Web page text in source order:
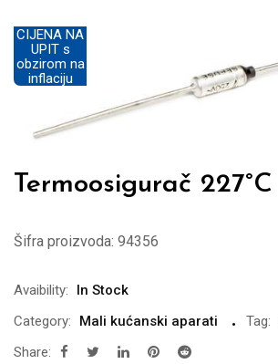
CIJENA NA
UPIT s
obzirom na
inflaciju
Termoosigurač 227°C
Šifra proizvoda: 94356
Avaibility:
In Stock
Category:
Mali kućanski aparati Tag:
Share: